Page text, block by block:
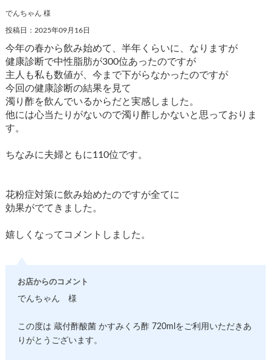
でんちゃん 様
投稿日：2025年09月16日
今年の春から飲み始めて、半年くらいに、なりますが
健康診断で中性脂肪が300位あったのですが
主人も私も数値が、今まで下がらなかったのですが
今回の健康診断の結果を見て
濁り酢を飲んでいるからだと実感しました。
他には心当たりがないので濁り酢しかないと思っておりま
す。
ちなみに夫婦ともに110位です。
花粉症対策に飲み始めたのですが全てに
効果がでてきました。
嬉しくなってコメントしました。
お店からのコメント
でんちゃん 様
この度は 蔵付酢酸菌 かすみくろ酢 720mlをご利用いただきあ
りがとうございます。